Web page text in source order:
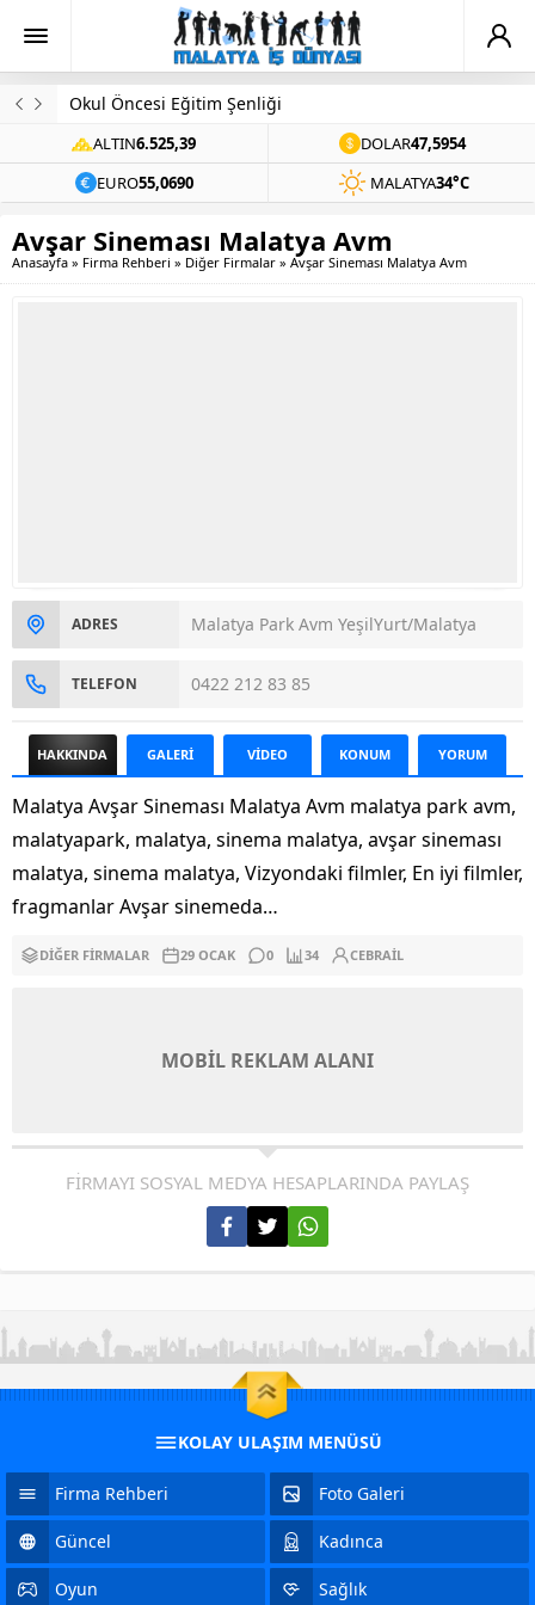
Okul Öncesi Eğitim Şenliği
ALTIN6.525,39 DOLAR47,5954
EURO55,0690 MALATYA34°C
Avşar Sineması Malatya Avm
Anasayfa » Firma Rehberi » Diğer Firmalar » Avşar Sineması Malatya Avm
ADRES Malatya Park Avm YeşilYurt/Malatya
TELEFON 0422 212 83 85
HAKKINDA GALERİ VİDEO KONUM YORUM
Malatya Avşar Sineması Malatya Avm malatya park avm,
malatyapark, malatya, sinema malatya, avşar sineması
malatya, sinema malatya, Vizyondaki filmler, En iyi filmler,
fragmanlar Avşar sinemeda…
DIĞER FIRMALAR 29 OCAK 0 34 CEBRAIL
MOBİL REKLAM ALANI
FİRMAYI SOSYAL MEDYA HESAPLARINDA PAYLAŞ
KOLAY ULAŞIM MENÜSÜ
Firma Rehberi Foto Galeri
Güncel Kadınca
Oyun Sağlık